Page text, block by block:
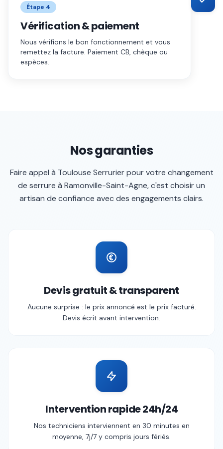
Étape 4
Vérification & paiement
Nous vérifions le bon fonctionnement et vous
remettez la facture. Paiement CB, chèque ou
espèces.
Nos garanties
Faire appel à Toulouse Serrurierpour votre changement
de serrure à Ramonville-Saint-Agne, c'est choisir un
artisan de confiance avec des engagements clairs.
Devis gratuit & transparent
Aucune surprise : le prix annoncé est le prix facturé.
Devis écrit avant intervention.
Intervention rapide 24h/24
Nos techniciens interviennent en 30 minutes en
moyenne, 7j/7 y compris jours fériés.